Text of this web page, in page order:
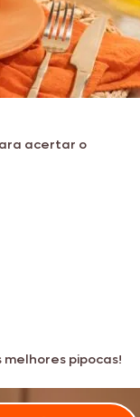
acertar o
pipocas!